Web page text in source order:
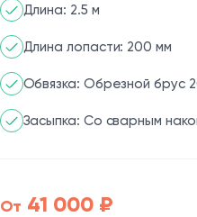
Длина: 2.5 м
Длина лопасти: 200 мм
Обвязка: Обрезной брус
Засыпка: Со сварным
От 41 000 ₽